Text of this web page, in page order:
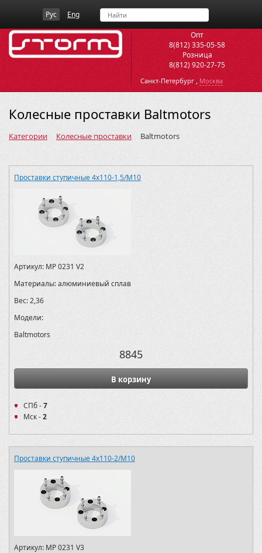
Рус Eng
Опт
8(812) 335-05-58
Розница
8(812) 920-27-75
Санкт-Петербург , Москва
Колесные проставки Baltmotors
Категории Колесные проставки Baltmotors
Проставки ступичные 4х110-1,5/M10
Артикул: MP 0231 V2
Материалы:алюминиевый сплав
Вес:2,36
Модели:
Baltmotors
8845
В корзину
СПб -7
Мск -2
Проставки ступичные 4х110-2/M10
Артикул: MP 0231 V3